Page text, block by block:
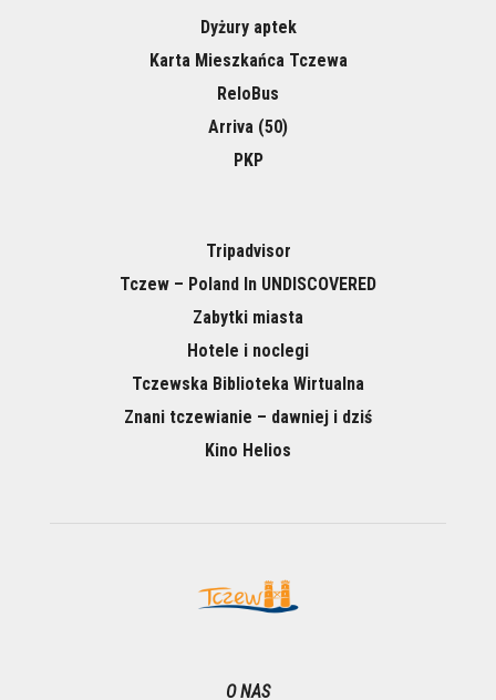
Dyżury aptek
Karta Mieszkańca Tczewa
ReloBus
Arriva (50)
PKP
Tripadvisor
Tczew – Poland In UNDISCOVERED
Zabytki miasta
Hotele i noclegi
Tczewska Biblioteka Wirtualna
Znani tczewianie – dawniej i dziś
Kino Helios
O NAS